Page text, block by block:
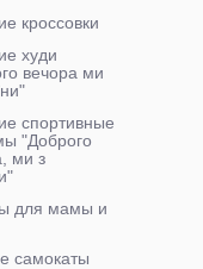
кроссовки
худи
вечора ми
спортивные
"Доброго
ми з
для мамы и
самокаты